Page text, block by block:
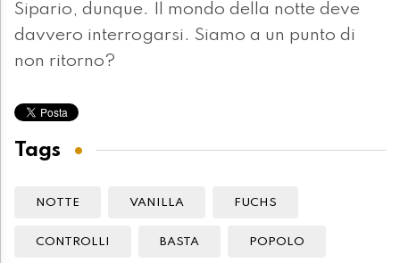
Sipario, dunque. Il mondo della notte deve
davvero interrogarsi. Siamo a un punto di
non ritorno?
Tags
NOTTE VANILLA FUCHS
CONTROLLI BASTA POPOLO